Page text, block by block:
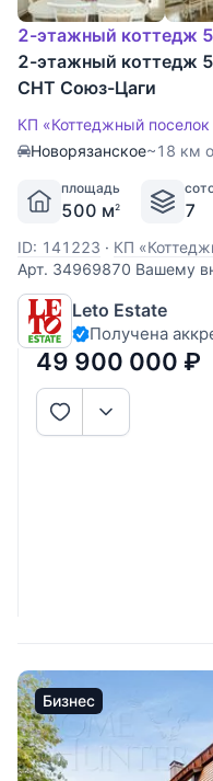
2-этажный коттедж
2-этажный коттедж
СНТ Союз-Цаги
КП «Коттеджный
Новорязанское~18 км
площадь
500 м2 7
ID: 141223 · КП
Арт. 34969870 Вашему
отделкой "под ключ",
огороженном
Жуковский Московской
от МКАД по
Leto Estate
Получена
49 900 000 ₽
Бизнес